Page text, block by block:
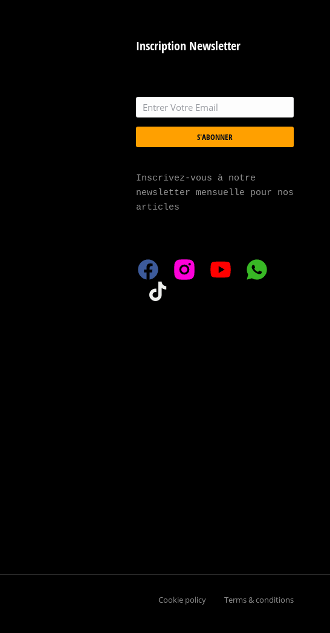
Inscription Newsletter
S'ABONNER
Inscrivez-vous à notre
newsletter mensuelle pour nos
articles
Cookie policy Terms & conditions